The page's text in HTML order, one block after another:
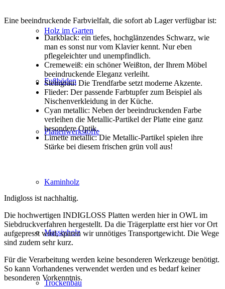
Holz im Garten
Fußböden
Plattenwerkstoffe
Kaminholz
Massivholz
Trockenbau
Eine beeindruckende Farbvielfalt, die sofort ab Lager verfügbar ist:
Darkblack: ein tiefes, hochglänzendes Schwarz, wie
man es sonst nur vom Klavier kennt. Nur eben
pflegeleichter und unempfindlich.
Cremeweiß: ein schöner Weißton, der Ihrem Möbel
beeindruckende Eleganz verleiht.
Steingrau: Die Trendfarbe setzt moderne Akzente.
Flieder: Der passende Farbtupfer zum Beispiel als
Nischenverkleidung in der Küche.
Cyan metallic: Neben der beeindruckenden Farbe
verleihen die Metallic-Partikel der Platte eine ganz
besondere Optik.
Limette metallic: Die Metallic-Partikel spielen ihre
Stärke bei diesem frischen grün voll aus!
Indigloss ist nachhaltig.
Die hochwertigen INDIGLOSS Platten werden hier in OWL im
Siebdruckverfahren hergestellt. Da die Trägerplatte erst hier vor Ort
aufgepresst wird, sparen wir unnötiges Transportgewicht. Die Wege
sind zudem sehr kurz.
Für die Verarbeitung werden keine besonderen Werkzeuge benötigt.
So kann Vorhandenes verwendet werden und es bedarf keiner
besonderen Vorkenntnis.